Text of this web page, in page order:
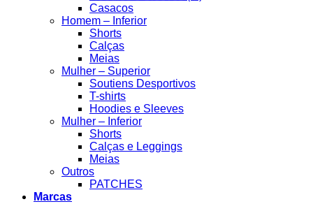
Casacos
Homem – Inferior
Shorts
Calças
Meias
Mulher – Superior
Soutiens Desportivos
T-shirts
Hoodies e Sleeves
Mulher – Inferior
Shorts
Calças e Leggings
Meias
Outros
PATCHES
Marcas